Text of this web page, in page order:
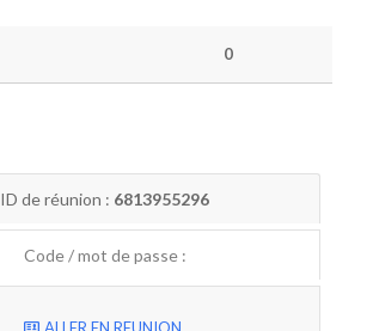
0
ID de réunion : 6813955296
Code / mot de passe :